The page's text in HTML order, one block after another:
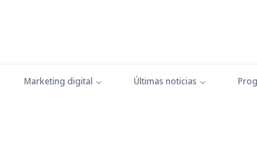
Marketing digital Últimas noticias